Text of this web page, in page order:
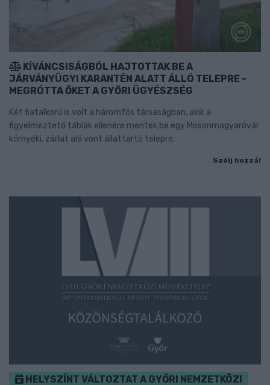
KÍVÁNCSISÁGBÓL HAJTOTTAK BE A
JÁRVÁNYÜGYI KARANTÉN ALATT ÁLLÓ TELEPRE -
MEGRÓTTA ŐKET A GYŐRI ÜGYÉSZSÉG
Két fiatalkorú is volt a háromfős társaságban, akik a
figyelmeztető táblák ellenére mentek be egy Mosonmagyaróvár
környéki, zárlat alá vont állattartó telepre.
Szólj hozzá!
HELYSZÍNT VÁLTOZTAT A GYŐRI NEMZETKÖZI